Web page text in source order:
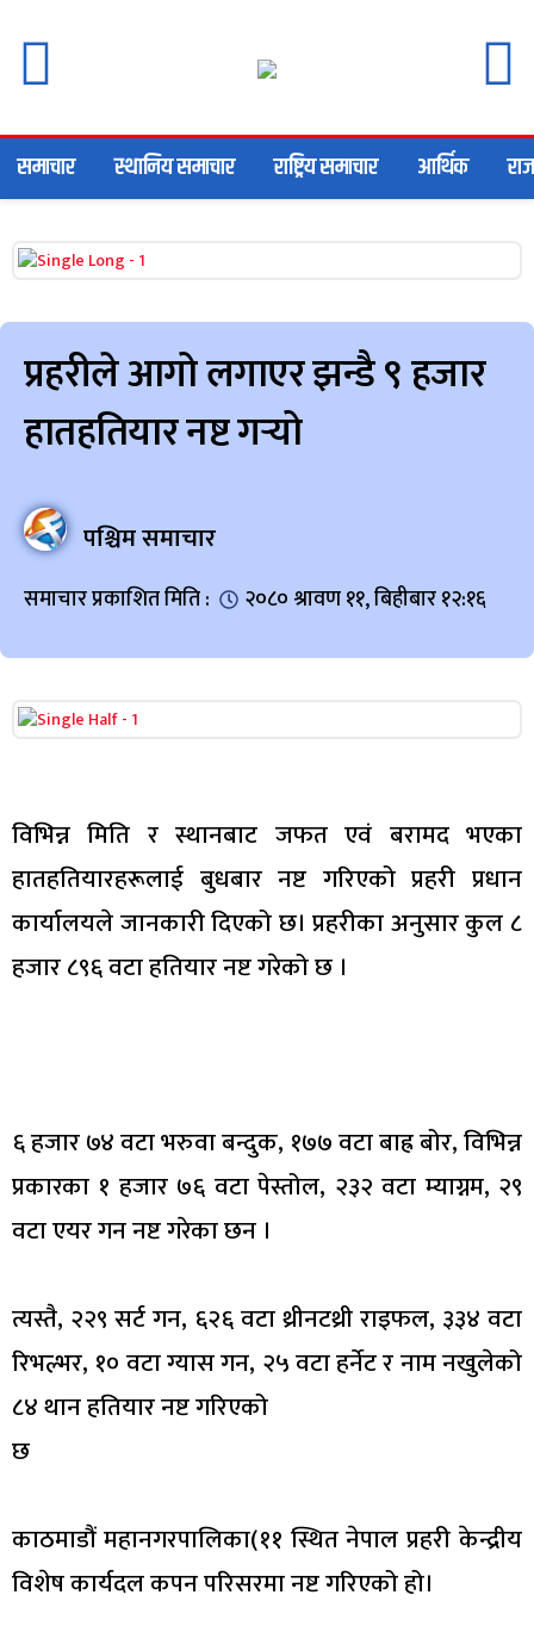
समाचार स्थानिय समाचार राष्ट्रिय समाचार आर्थिक
प्रहरीले आगो लगाएर झन्डै ९ हजार
हातहतियार नष्ट गर्‍यो
पश्चिम समाचार
समाचार प्रकाशित मिति : २०८० श्रावण ११, बिहीबार १२:१६
विभिन्न मिति र स्थानबाट जफत एवं बरामद भएका
हातहतियारहरूलाई बुधबार नष्ट गरिएको प्रहरी प्रधान
कार्यालयले जानकारी दिएको छ। प्रहरीका अनुसार कुल ८
हजार ८९६ वटा हतियार नष्ट गरेको छ ।
६ हजार ७४ वटा भरुवा बन्दुक, १७७ वटा बाह्र बोर, विभिन्न
प्रकारका १ हजार ७६ वटा पेस्तोल, २३२ वटा म्याग्नम, २९
वटा एयर गन नष्ट गरेका छन ।
त्यस्तै, २२९ सर्ट गन, ६२६ वटा थ्रीनटथ्री राइफल, ३३४ वटा
रिभल्भर, १० वटा ग्यास गन, २५ वटा हर्नेट र नाम नखुलेको
८४ थान हतियार नष्ट गरिएको
छ
काठमाडौं महानगरपालिका(११ स्थित नेपाल प्रहरी केन्द्रीय
विशेष कार्यदल कपन परिसरमा नष्ट गरिएको हो।